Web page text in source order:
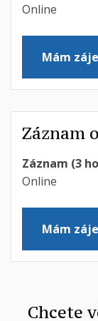
Online
Mám
Záznam
Záznam (3
Online
Mám
Chcete